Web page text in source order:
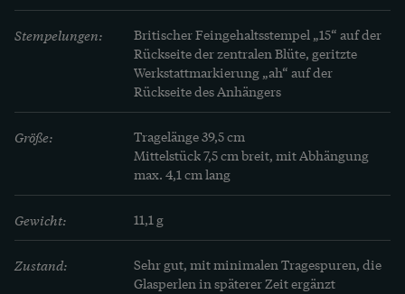
Stempelungen:
Britischer Feingehaltsstempel „15“ auf der
Rückseite der zentralen Blüte, geritzte
Werkstattmarkierung „ah“ auf der
Rückseite des Anhängers
Größe:
Tragelänge 39,5 cm
Mittelstück 7,5 cm breit, mit Abhängung
max. 4,1 cm lang
Gewicht: 11,1 g
Zustand:
Sehr gut, mit minimalen Tragespuren, die
Glasperlen in späterer Zeit ergänzt